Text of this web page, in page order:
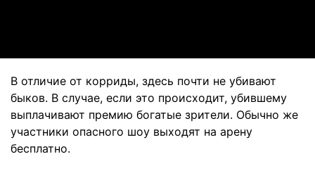
В отличие от корриды, здесь почти не убивают
быков. В случае, если это происходит, убившему
выплачивают премию богатые зрители. Обычно же
участники опасного шоу выходят на арену
бесплатно.